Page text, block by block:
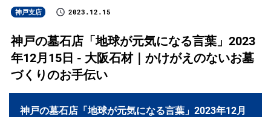
神戸支店 2023.12.15
神戸の墓石店「地球が元気になる言葉」2023
年12月15日 - 大阪石材｜かけがえのないお墓
づくりのお手伝い
神戸の墓石店「地球が元気になる言葉」2023年12月